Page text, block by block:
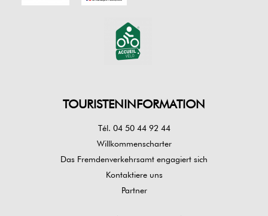
TOURISTENINFORMATION
Tél. 04 50 44 92 44
Willkommenscharter
Das Fremdenverkehrsamt engagiert sich
Kontaktiere uns
Partner